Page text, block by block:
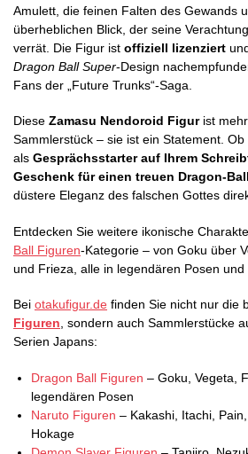
Amulett, die feinen Falten des Gewands
überheblichen Blick, der seine
verrät. Die Figur ist offiziell lizenziert
Dragon Ball Super-Design
Fans der „Future Trunks“-Saga.
Diese Zamasu Nendoroid Figurist
Sammlerstück – sie ist ein Statement. Ob
als Gesprächsstarter auf Ihrem
Geschenk für einen treuen Dragon-
düstere Eleganz des falschen Gottes
Entdecken Sie weitere ikonische
Ball Figuren-Kategorie – von Goku über
und Frieza, alle in legendären Posen und
Bei otakufigur.de finden Sie nicht nur die
Figuren , sondern auch Sammlerstücke
Serien Japans:
Dragon Ball Figuren – Goku, Vegeta,
legendären Posen
Naruto Figuren – Kakashi, Itachi,
Hokage